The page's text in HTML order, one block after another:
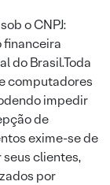
o CNPJ:
do Brasil.Toda
computadores
impedir
de
exime-se de
clientes,
por